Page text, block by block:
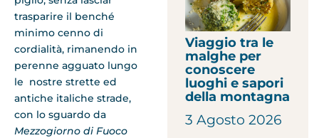
trasparire il benché
minimo cenno di
cordialità, rimanendo in
perenne agguato lungo
le nostre strette ed
antiche italiche strade,
con lo sguardo da
Mezzogiorno di Fuoco
Viaggio tra le
malghe per
conoscere
luoghi e sapori
della montagna
3 Agosto 2026